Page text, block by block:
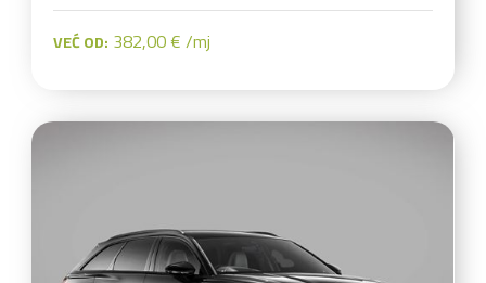
VEĆ OD: 382,00 € /mj